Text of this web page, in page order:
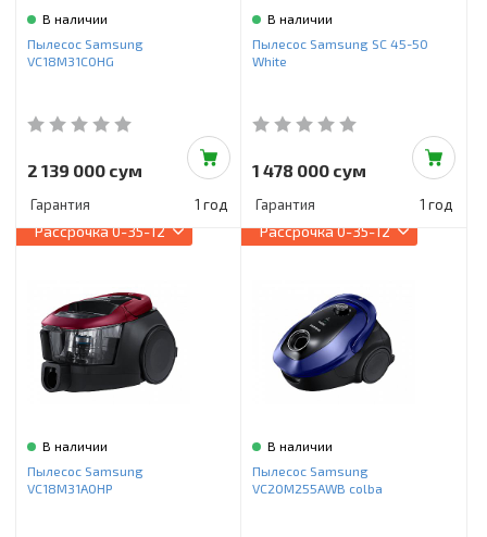
В наличии
Пылесос Samsung
VC18M31C0HG
2 139 000 сум
Гарантия 1 год
В наличии
Пылесос Samsung SC 45-50
White
1 478 000 сум
Гарантия 1 год
Рассрочка0-35-12
В наличии
Пылесос Samsung
VC18M31A0HP
Рассрочка0-35-12
В наличии
Пылесос Samsung
VC20M255AWB colba